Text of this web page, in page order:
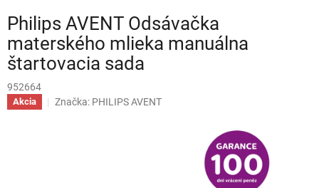
Philips AVENT Odsávačka
materského mlieka manuálna
štartovacia sada
952664
Akcia Značka: PHILIPS AVENT